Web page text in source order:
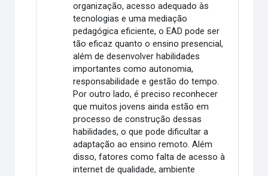
organização, acesso adequado às
tecnologias e uma mediação
pedagógica eficiente, o EAD pode ser
tão eficaz quanto o ensino presencial,
além de desenvolver habilidades
importantes como autonomia,
responsabilidade e gestão do tempo.
Por outro lado, é preciso reconhecer
que muitos jovens ainda estão em
processo de construção dessas
habilidades, o que pode dificultar a
adaptação ao ensino remoto. Além
disso, fatores como falta de acesso à
internet de qualidade, ambiente